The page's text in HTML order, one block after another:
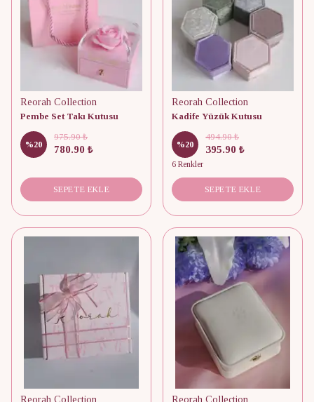
Reorah Collection
Pembe Set Takı Kutusu
%20
975.90 ₺
780.90 ₺
SEPETE EKLE
Reorah Collection
Kadife Yüzük Kutusu
%20
494.90 ₺
395.90 ₺
6 Renkler
SEPETE EKLE
Reorah Collection Reorah Collection